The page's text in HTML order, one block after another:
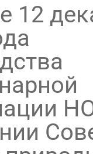
12